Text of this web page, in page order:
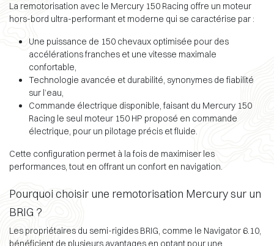
La remotorisation avec le Mercury 150 Racing offre un moteur
hors-bord ultra-performant et moderne qui se caractérise par :
Une puissance de 150 chevaux optimisée pour des
accélérations franches et une vitesse maximale
confortable,
Technologie avancée et durabilité, synonymes de fiabilité
sur l’eau,
Commande électrique disponible, faisant du Mercury 150
Racing le seul moteur 150 HP proposé en commande
électrique, pour un pilotage précis et fluide.
Cette configuration permet à la fois de maximiser les
performances, tout en offrant un confort en navigation.
Pourquoi choisir une remotorisation Mercury sur un
BRIG ?
Les propriétaires du semi-rigides BRIG, comme le Navigator 6.10,
bénéficient de plusieurs avantages en optant pour une